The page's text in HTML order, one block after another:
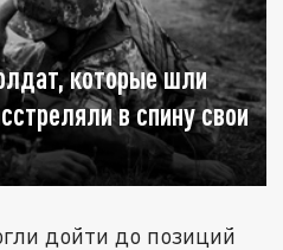
которые шли
в спину свои
дойти до позиций